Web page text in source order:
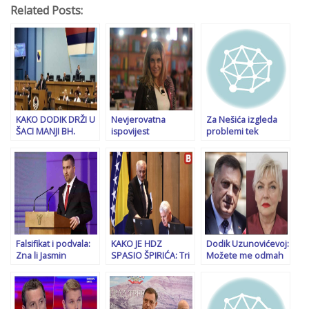
Related Posts:
KAKO DODIK DRŽI U
ŠACI MANJI BH.
“zavadi pa vladaj”
Nevjerovatna
ispovijest
Aleksandre
Mihajlović: Mama mi
je Srpkinja iz
Bratunca, otac
musliman iz
Srebrenice. Krenula
sam pješke da ga
tražim
Za Nešića izgleda
problemi tek
kriju poruke iz
mobitela i šta će biti
sa Sky istragom?
Falsifikat i podvala:
Zna li Jasmin
Sarajevo kao grad
postojalo i prije
vakufname?!
KAKO JE HDZ
SPASIO ŠPIRIĆA: Tri
Čovićem nisu se
pojavila u sali poslije
pauze, sjednica
Dodik Uzunovićevoj:
Možete me odmah
ako mi predočite
odluku kojom je
Šmit imenovan